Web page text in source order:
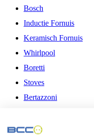
Bosch
Inductie Fornuis
Keramisch Fornuis
Whirlpool
Boretti
Stoves
Bertazzoni
Fitelli